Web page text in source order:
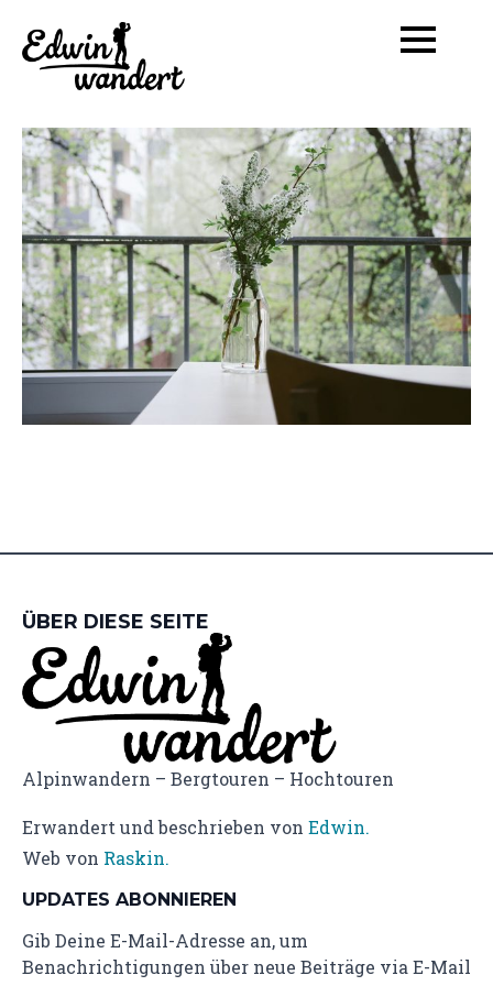
ÜBER DIESE SEITE
Alpinwandern – Bergtouren – Hochtouren
Erwandert und beschrieben von Edwin.
Web von Raskin.
UPDATES ABONNIEREN
Gib Deine E-Mail-Adresse an, um
Benachrichtigungen über neue Beiträge via E-Mail